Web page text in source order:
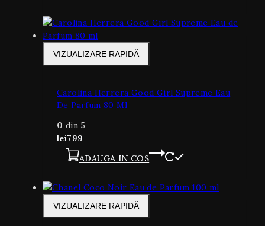
VIZUALIZARE RAPIDĂ
Carolina Herrera Good Girl Supreme Eau
De Parfum 80 Ml
0 din 5
lei799
ADAUGA IN COS
VIZUALIZARE RAPIDĂ